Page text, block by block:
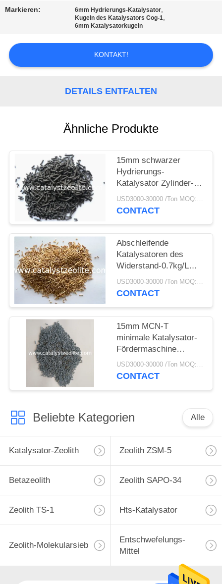
VERBINDUNG
NACHRICHTEN
POLICY
Markieren: 6mm Hydrierungs-Katalysator,
Kugeln des Katalysators Cog-1,
6mm Katalysatorkugeln
KONTAKT!
DETAILS ENTFALTEN
Ähnliche Produkte
15mm schwarzer
Hydrierungs-
Katalysator Zylinder-
NiO-Al2O3
USD3000-30000 /Ton MOQ:1 Kilogramm
CONTACT
Abschleifende
Katalysatoren des
Widerstand-0.7kg/L
Hydroprocessing
USD3000-30000 /Ton MOQ:1 Kilogramm
CONTACT
15mm MCN-T
minimale Katalysator-
Fördermaschine
Hydroverfahren-
0.3ml/G
USD3000-30000 /Ton MOQ:1 Kilogramm
CONTACT
Beliebte Kategorien Alle
Katalysator-Zeolith Zeolith ZSM-5
Betazeolith Zeolith SAPO-34
Zeolith TS-1 Hts-Katalysator
Zeolith-Molekularsieb
Entschwefelungs-
Mittel